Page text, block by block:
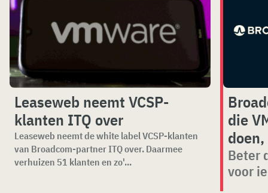
Leaseweb neemt VCSP-
klanten ITQ over
Leaseweb neemt de white label VCSP-klanten
van Broadcom-partner ITQ over. Daarmee
verhuizen 51 klanten en zo'...
die
Beter
voor